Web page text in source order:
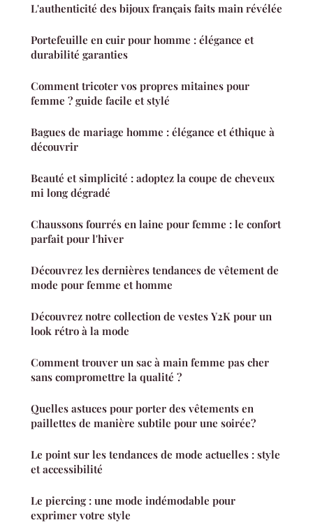
L'authenticité des bijoux français faits main révélée
Portefeuille en cuir pour homme : élégance et
durabilité garanties
Comment tricoter vos propres mitaines pour
femme ? guide facile et stylé
Bagues de mariage homme : élégance et éthique à
découvrir
Beauté et simplicité : adoptez la coupe de cheveux
mi long dégradé
Chaussons fourrés en laine pour femme : le confort
parfait pour l'hiver
Découvrez les dernières tendances de vêtement de
mode pour femme et homme
Découvrez notre collection de vestes Y2K pour un
look rétro à la mode
Comment trouver un sac à main femme pas cher
sans compromettre la qualité ?
Quelles astuces pour porter des vêtements en
paillettes de manière subtile pour une soirée?
Le point sur les tendances de mode actuelles : style
et accessibilité
Le piercing : une mode indémodable pour
exprimer votre style